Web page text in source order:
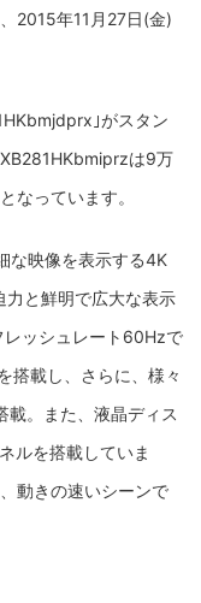
2015年11月27日(金)
｣がスタン
は9万
っています。
な映像を表示する4K
と鮮明で広大な表示
ッシュレート60Hzで
搭載し、さらに、様々
。
また、液晶ディス
ルを搭載していま
動きの速いシーンで